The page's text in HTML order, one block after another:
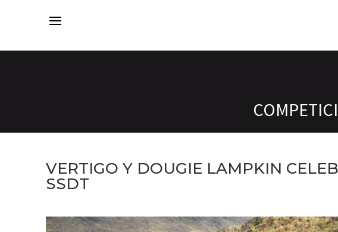
VERTIGO Y DOUGIE LAMPKIN
SSDT